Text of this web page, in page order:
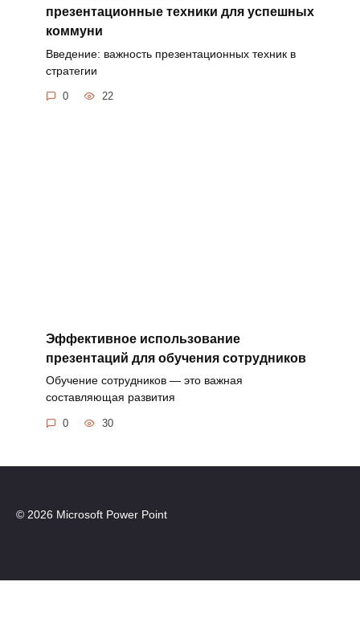
презентационные техники для успешных
коммуни
Введение: важность презентационных техник в
стратегии
0 22
Эффективное использование
презентаций для обучения сотрудников
Обучение сотрудников — это важная
составляющая развития
0 30
© 2026 Microsoft Power Point